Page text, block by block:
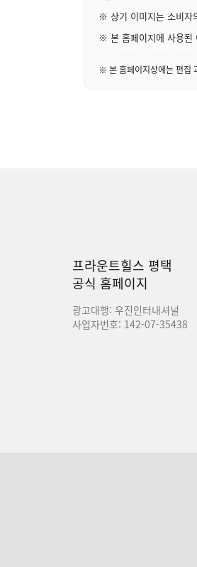
※ 상기 이미지는 소비자
※ 본 홈페이지에 사용된
※ 본 홈페이지상에는 편집
프라운트힐스 평택
공식 홈페이지
광고대행: 우진인터내셔널
사업자번호: 142-07-35438